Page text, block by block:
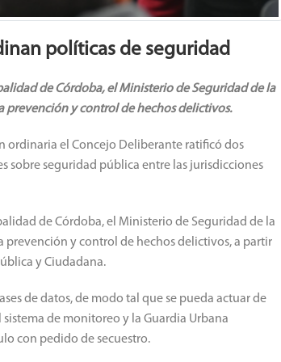
políticas de seguridad
de Córdoba, el Ministerio de Seguridad de la
prevención y control de hechos delictivos.
ordinaria el Concejo Deliberante ratificó dos
sobre seguridad pública entre las jurisdicciones
de Córdoba, el Ministerio de Seguridad de la
prevención y control de hechos delictivos, a partir
y Ciudadana.
de datos, de modo tal que se pueda actuar de
de monitoreo y la Guardia Urbana
con pedido de secuestro.